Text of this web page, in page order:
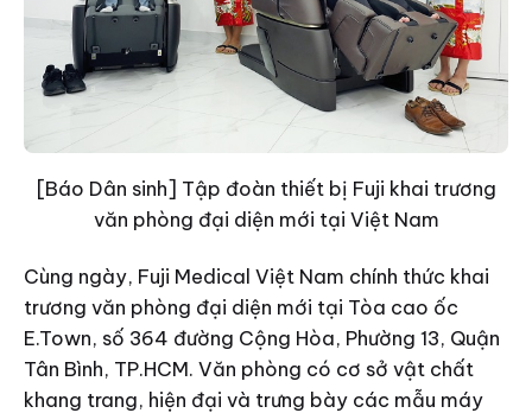
[Báo Dân sinh] Tập đoàn thiết bị Fuji khai trương
văn phòng đại diện mới tại Việt Nam
Cùng ngày, Fuji Medical Việt Nam chính thức khai
trương văn phòng đại diện mới tại Tòa cao ốc
E.Town, số 364 đường Cộng Hòa, Phường 13, Quận
Tân Bình, TP.HCM. Văn phòng có cơ sở vật chất
khang trang, hiện đại và trưng bày các mẫu máy